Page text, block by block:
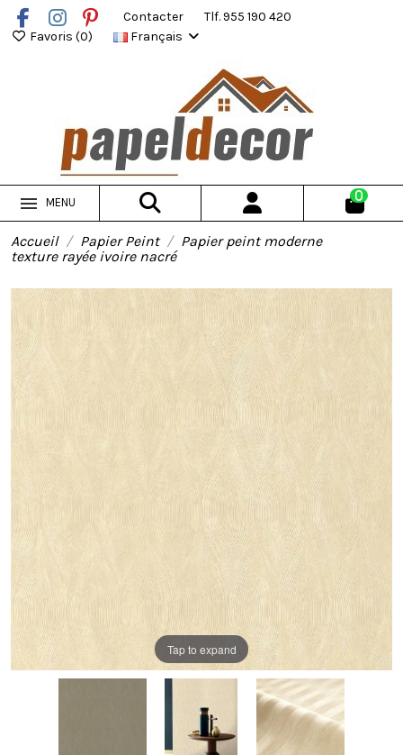
Contacter
Tlf. 955 190 420
Favoris (0) Français
MENU 0
Accueil Papier Peint
Papier peint moderne
texture rayée ivoire nacré
Tap to expand